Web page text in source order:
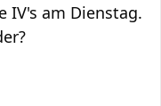
IV's am Dienstag.